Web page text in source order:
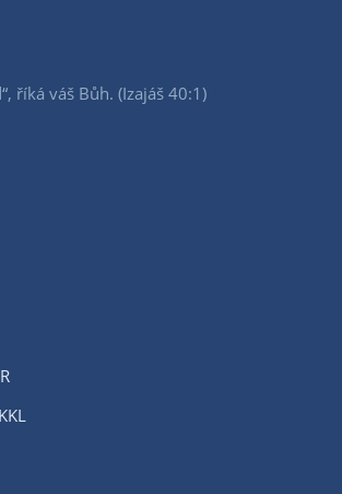
říká váš Bůh. (Izajáš 40:1)